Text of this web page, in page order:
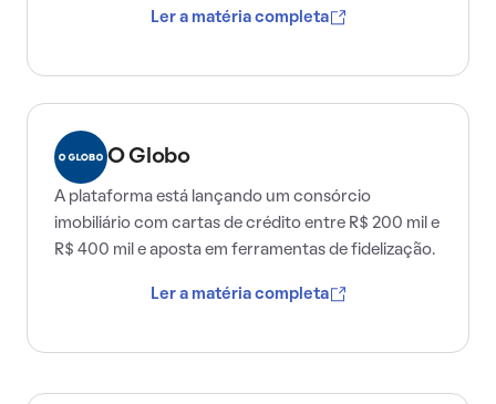
Ler a matéria completa
O Globo
A plataforma está lançando um consórcio
imobiliário com cartas de crédito entre R$ 200 mil e
R$ 400 mil e aposta em ferramentas de fidelização.
Ler a matéria completa